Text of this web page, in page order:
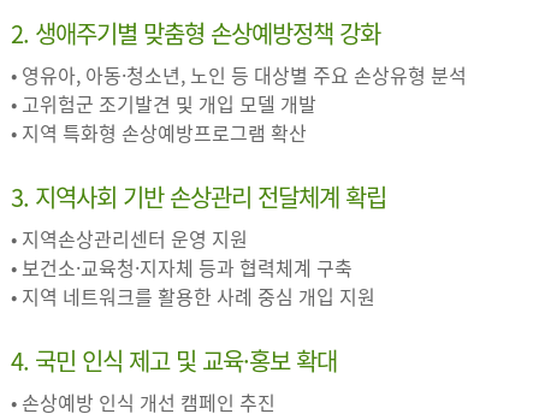
2. 생애주기별 맞춤형 손상예방정책 강화
• 영유아, 아동·청소년, 노인 등 대상별 주요 손상유형 분석
• 고위험군 조기발견 및 개입 모델 개발
• 지역 특화형 손상예방프로그램 확산
3. 지역사회 기반 손상관리 전달체계 확립
• 지역손상관리센터 운영 지원
• 보건소·교육청·지자체 등과 협력체계 구축
• 지역 네트워크를 활용한 사례 중심 개입 지원
4. 국민 인식 제고 및 교육·홍보 확대
• 손상예방 인식 개선 캠페인 추진